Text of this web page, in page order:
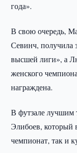
года».
В свою очередь,
Севинч, получила
высшей лиги», а
женского
награждена.
В футзале лучшим
Элибоев, который
чемпионат, так и